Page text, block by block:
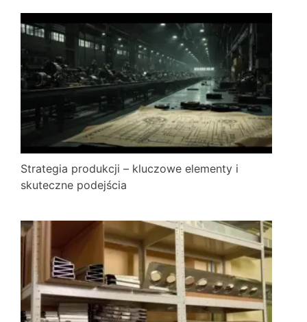
Strategia produkcji – kluczowe elementy i
skuteczne podejścia